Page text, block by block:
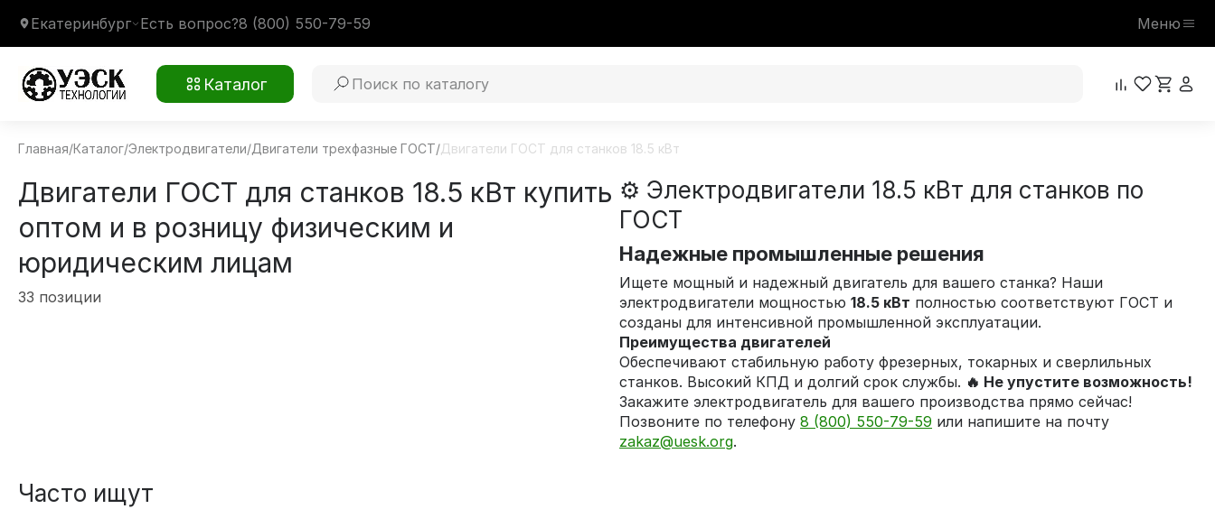
Екатеринбург Есть вопрос?8 (800) 550-79-59 Меню
Каталог
Главная/Каталог/Электродвигатели/Двигатели трехфазные ГОСТ/Двигатели ГОСТ для станков 18.5 кВт
Двигатели ГОСТ для станков 18.5 кВт купить
оптом и в розницу физическим и
юридическим лицам
33 позиции
⚙️ Электродвигатели 18.5 кВт для станков по
ГОСТ
Надежные промышленные решения
Ищете мощный и надежный двигатель для вашего станка? Наши
электродвигатели мощностью18.5 кВт полностью соответствуют ГОСТ и
созданы для интенсивной промышленной эксплуатации.
Преимущества двигателей
Обеспечивают стабильную работу фрезерных, токарных и сверлильных
станков. Высокий КПД и долгий срок службы. 🔥 Не упустите возможность!
Закажите электродвигатель для вашего производства прямо сейчас!
Позвоните по телефону8 (800) 550-79-59 или напишите на почту
zakaz@uesk.org.
Часто ищут